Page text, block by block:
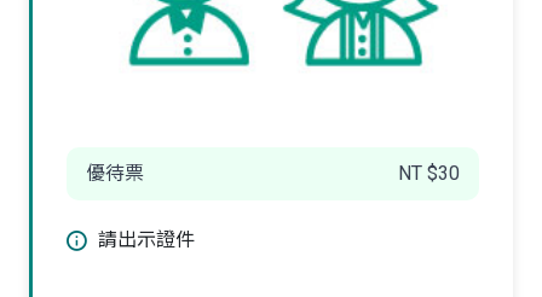
優待票 NT $30
請出示證件